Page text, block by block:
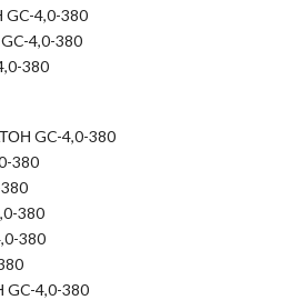
4,0-380
4,0-380
380
GC-4,0-380
380
380
380
GC-4,0-380